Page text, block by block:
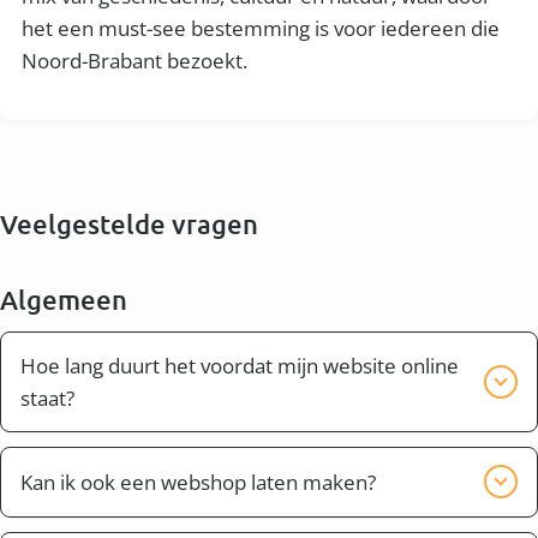
het een must-see bestemming is voor iedereen die
Noord-Brabant bezoekt.
Veelgestelde vragen
Algemeen
Hoe lang duurt het voordat mijn website online
staat?
Bijna altijd kan je website of webshop binnen twee
weken compleet worden opgeleverd. Dit hangt er
ook vanaf of je bijvoorbeeld zelf nog teksten wilt
Kan ik ook een webshop laten maken?
Ja dit is mogelijk. Ook in Heusden en omgeving